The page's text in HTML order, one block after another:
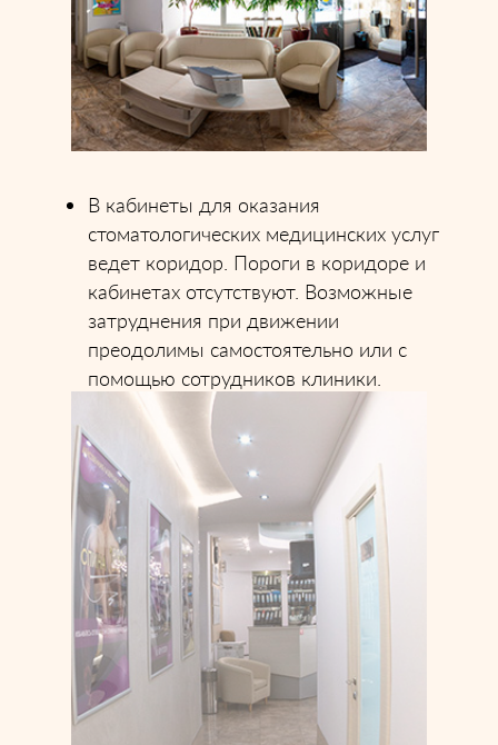
В кабинеты для оказания
стоматологических медицинских услуг
ведет коридор. Пороги в коридоре и
кабинетах отсутствуют. Возможные
затруднения при движении
преодолимы самостоятельно или с
помощью сотрудников клиники.